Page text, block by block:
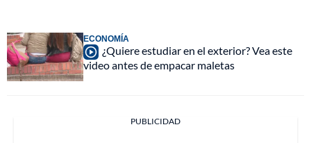
ECONOMÍA
¿Quiere estudiar en el exterior? Vea este
video antes de empacar maletas
PUBLICIDAD